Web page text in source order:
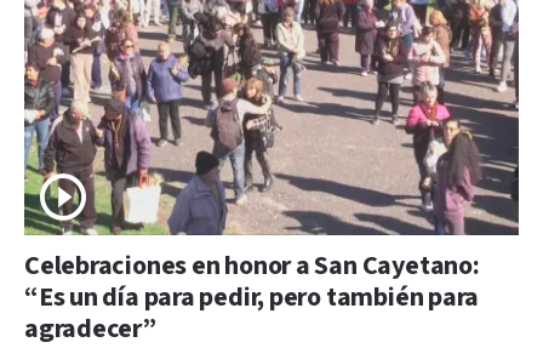
Celebraciones en honor a San Cayetano:
“Es un día para pedir, pero también para
agradecer”